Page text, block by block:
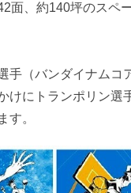
面、約140坪のスペ
手（バンダイナムコ
けにトランポリン選
す。